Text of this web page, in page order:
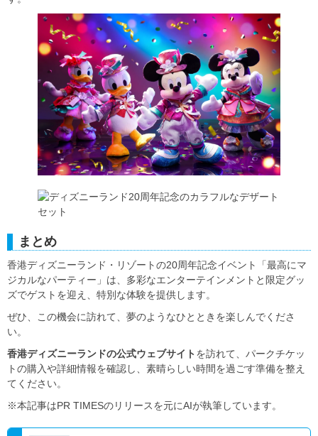
まとめ
香港ディズニーランド・リゾートの20周年記念イベント「最高にマ
ジカルなパーティー」は、多彩なエンターテインメントと限定グッ
ズでゲストを迎え、特別な体験を提供します。
ぜひ、この機会に訪れて、夢のようなひとときを楽しんでくださ
い。
香港ディズニーランドの公式ウェブサイト を訪れて、パークチケッ
トの購入や詳細情報を確認し、素晴らしい時間を過ごす準備を整え
てください。
※本記事はPR TIMESのリリースを元にAIが執筆しています。